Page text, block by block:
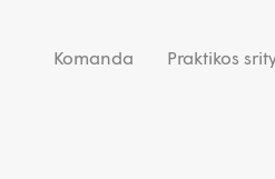
Komanda Praktikos